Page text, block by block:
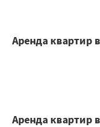
Аренда квартир
Аренда квартир